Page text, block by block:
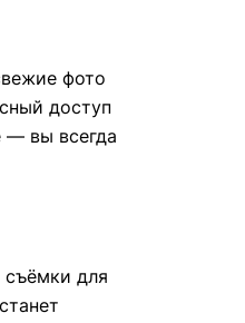
фото
доступ
— вы всегда
для
станет